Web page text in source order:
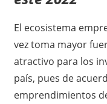
El ecosistema
vez toma mayor
atractivo para los
país, pues de
emprendimientos